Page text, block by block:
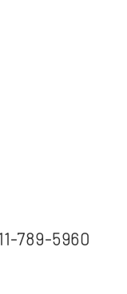
789-5960